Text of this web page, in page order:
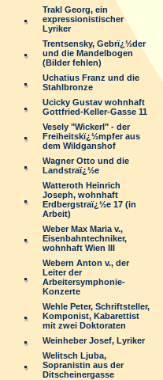
Trakl Georg, ein
expressionistischer
Lyriker
Trentsensky, Gebrï¿½der
und die Mandelbogen
(Bilder fehlen)
Uchatius Franz und die
Stahlbronze
Ucicky Gustav wohnhaft
Gottfried-Keller-Gasse 11
Vesely "Wickerl" - der
Freiheitskï¿½mpfer aus
dem Wildganshof
Wagner Otto und die
Landstraï¿½e
Watteroth Heinrich
Joseph, wohnhaft
Erdbergstraï¿½e 17 (in
Arbeit)
Weber Max Maria v.,
Eisenbahntechniker,
wohnhaft Wien III
Webern Anton v., der
Leiter der
Arbeitersymphonie-
Konzerte
Wehle Peter, Schriftsteller,
Komponist, Kabarettist
mit zwei Doktoraten
Weinheber Josef, Lyriker
Welitsch Ljuba,
Sopranistin aus der
Ditscheinergasse